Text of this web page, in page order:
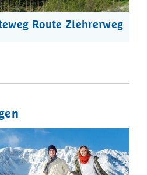
Route Ziehrerweg